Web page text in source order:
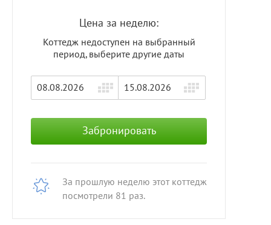
Цена за неделю:
Коттедж недоступен на выбранный
период, выберите другие даты
Забронировать
За прошлую неделю этот коттедж
посмотрели 81 раз.